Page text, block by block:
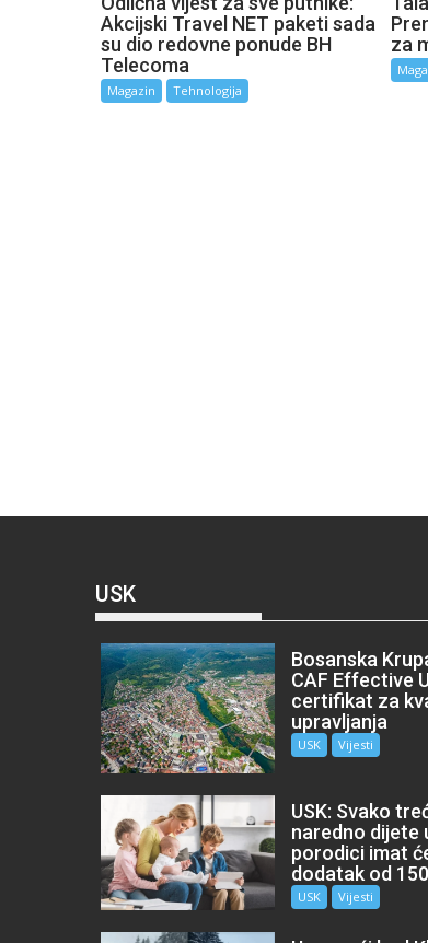
Akcijski Travel NET paketi sada
su dio redovne ponude BH
Telecoma
Magazin Tehnologija
za
USK
Bosanska
CAF Effective
certifikat za
upravljanja
USK Vijesti
USK: Svako
naredno dijete
porodici imat
dodatak od
USK Vijesti